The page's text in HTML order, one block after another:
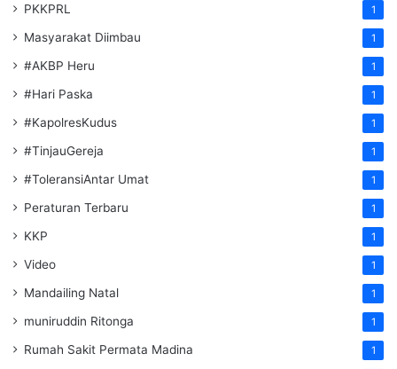
PKKPRL 1
Masyarakat Diimbau 1
#AKBP Heru 1
#Hari Paska 1
#KapolresKudus 1
#TinjauGereja 1
#ToleransiAntar Umat 1
Peraturan Terbaru 1
KKP 1
Video 1
Mandailing Natal 1
muniruddin Ritonga 1
Rumah Sakit Permata Madina 1